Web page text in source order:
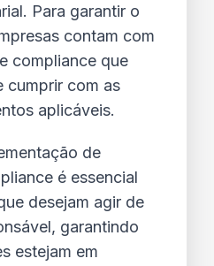
Para garantir o
contam com
compliance que
cumprir com as
aplicáveis.
de
é essencial
desejam agir de
garantindo
estejam em